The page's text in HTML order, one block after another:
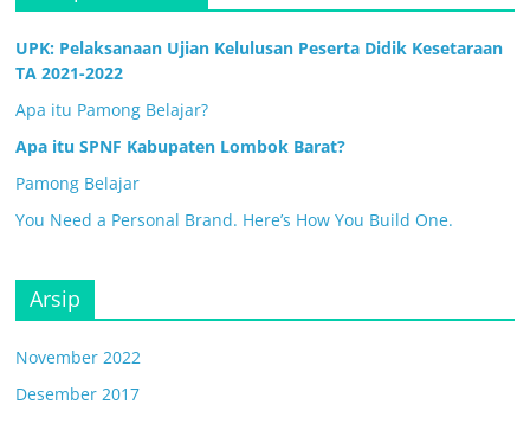
UPK: Pelaksanaan Ujian Kelulusan Peserta Didik Kesetaraan
TA 2021-2022
Apa itu Pamong Belajar?
Apa itu SPNF Kabupaten Lombok Barat?
Pamong Belajar
You Need a Personal Brand. Here’s How You Build One.
Arsip
November 2022
Desember 2017